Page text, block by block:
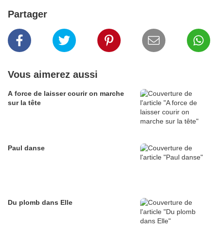
Partager
Vous aimerez aussi
A force de laisser courir on marche
sur la tête
Paul danse
Du plomb dans Elle